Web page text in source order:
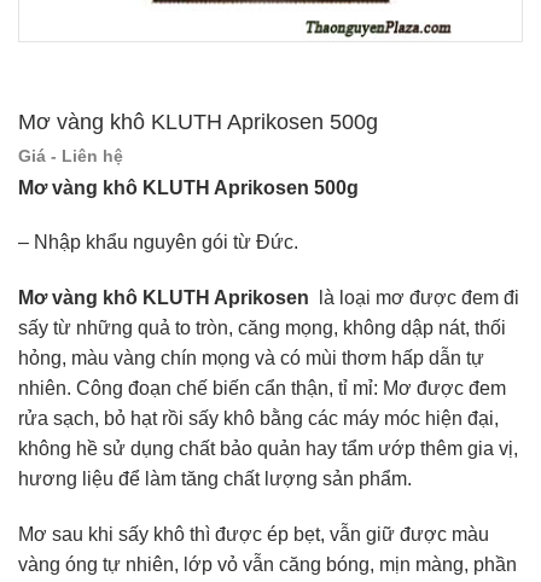
Mơ vàng khô KLUTH Aprikosen 500g
Giá - Liên hệ
Mơ vàng khô KLUTH Aprikosen 500g
– Nhập khẩu nguyên gói từ Đức.
Mơ vàng khô KLUTH Aprikosen
là loại mơ được đem đi
sấy từ những quả to tròn, căng mọng, không dập nát, thối
hỏng, màu vàng chín mọng và có mùi thơm hấp dẫn tự
nhiên. Công đoạn chế biến cẩn thận, tỉ mỉ: Mơ được đem
rửa sạch, bỏ hạt rồi sấy khô bằng các máy móc hiện đại,
không hề sử dụng chất bảo quản hay tẩm ướp thêm gia vị,
hương liệu để làm tăng chất lượng sản phẩm.
Mơ sau khi sấy khô thì được ép bẹt, vẫn giữ được màu
vàng óng tự nhiên, lớp vỏ vẫn căng bóng, mịn màng, phần